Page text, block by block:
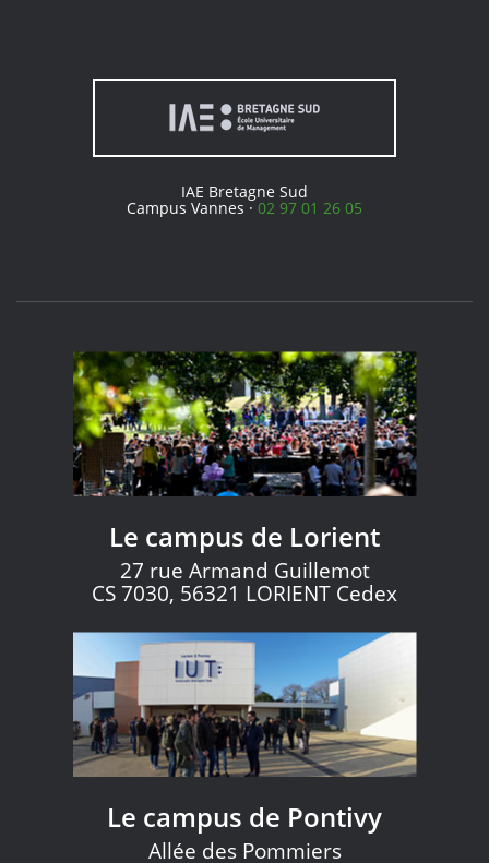
IAE Bretagne Sud
Campus Vannes · 02 97 01 26 05
Le campus de Lorient
27 rue Armand Guillemot
CS 7030, 56321 LORIENT Cedex
Le campus de Pontivy
Allée des Pommiers